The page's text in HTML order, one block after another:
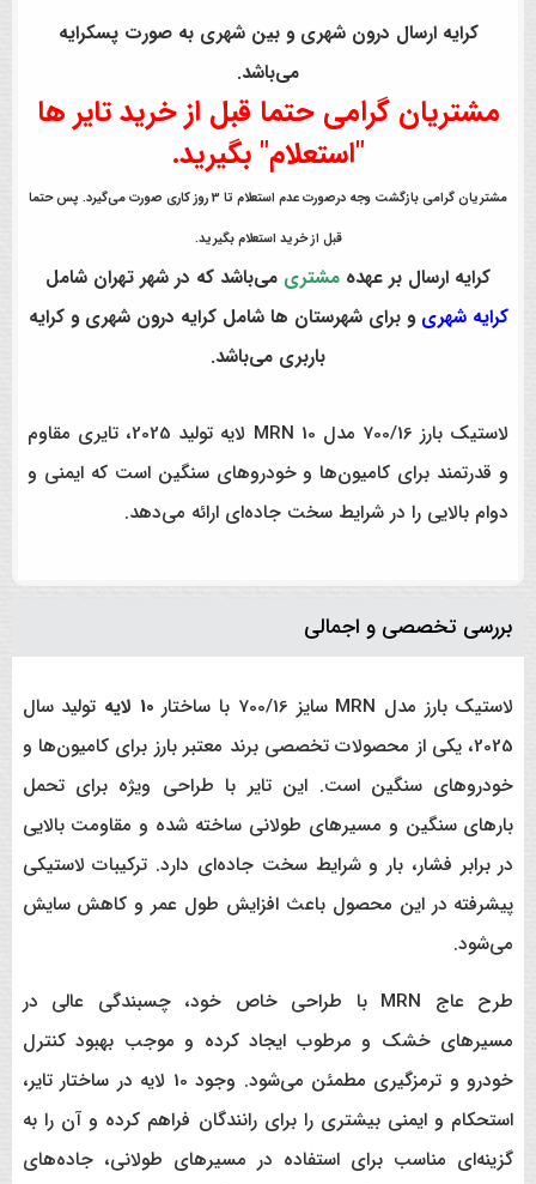
کرایه ارسال درون شهری و بین شهری به صورت پسکرایه
می‌باشد.
مشتریان گرامی حتما قبل از خرید تایر ها
"استعلام" بگیرید.
مشتریان گرامی بازگشت وجه درصورت عدم استعلام تا 3 روز کاری صورت می‌گیرد. پس حتما
قبل از خرید استعلام بگیرید.
کرایه ارسال بر عهده مشتری می‌باشد که در شهر تهران شامل
کرایه شهری و برای شهرستان ها شامل کرایه درون شهری و کرایه
باربری می‌باشد.
لاستیک بارز 700/16 مدل MRN 10 لایه تولید 2025، تایری مقاوم
و قدرتمند برای کامیون‌ها و خودروهای سنگین است که ایمنی و
دوام بالایی را در شرایط سخت جاده‌ای ارائه می‌دهد.
بررسی تخصصی و اجمالی
لاستیک بارز مدل MRN سایز 700/16 با ساختار 10 لایه
تولید سال
2025، یکی از محصولات تخصصی برند معتبر بارز برای کامیون‌ها و
خودروهای سنگین است. این تایر با طراحی ویژه برای تحمل
بارهای سنگین و مسیرهای طولانی ساخته شده و مقاومت بالایی
در برابر فشار، بار و شرایط سخت جاده‌ای دارد. ترکیبات لاستیکی
پیشرفته در این محصول باعث افزایش طول عمر و کاهش سایش
می‌شود.
طرح عاج MRN با طراحی خاص خود، چسبندگی عالی در
مسیرهای خشک و مرطوب ایجاد کرده و موجب بهبود کنترل
خودرو و ترمزگیری مطمئن می‌شود. وجود 10 لایه در ساختار تایر،
استحکام و ایمنی بیشتری را برای رانندگان فراهم کرده و آن را به
گزینه‌ای مناسب برای استفاده در مسیرهای طولانی، جاده‌های